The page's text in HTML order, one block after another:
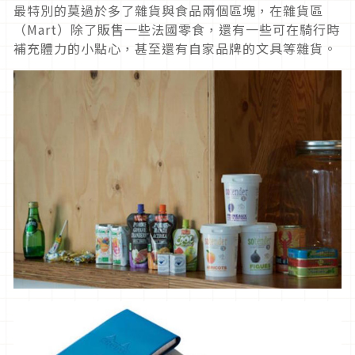
最特別的莫過於多了雜貨與食品兩個區塊，在雜貨區
（Mart）除了販售一些法國零食，還有一些可在騎行時
補充體力的小點心，甚至還有自家品牌的文具等雜貨。